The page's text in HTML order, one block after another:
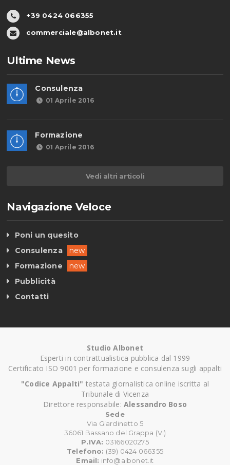
+39 0424 066355
commerciale@albonet.it
Ultime News
Consulenza
01 Aprile 2016
Formazione
01 Aprile 2016
Vedi altri articoli
Navigazione Veloce
Poni un quesito
Consulenza
new
Formazione
new
Pubblicità
Contatti
Studio Albonet
Esperti in contrattualistica pubblica dal 1999
Certificato ISO 9001 per formazione e consulenza sugli appalti
"Codice Appalti" testata giornalistica online iscritta al
Tribunale di Vicenza
Direttore responsabile: Alessandro Boso
Sede
Via Giardinetto 5
36061 Bassano del Grappa (VI)
P.IVA: 03166020275
Telefono: (39) 0424 066355
Email: info@albonet.it